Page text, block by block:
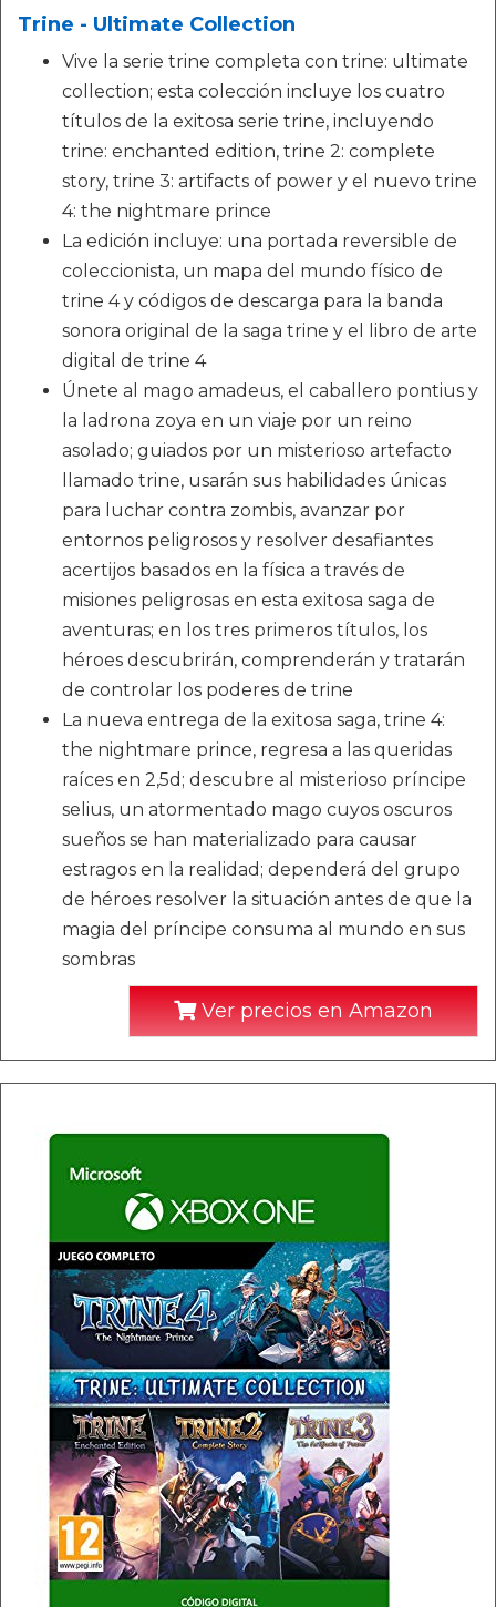
Trine - Ultimate Collection
Vive la serie trine completa con trine: ultimate
collection; esta colección incluye los cuatro
títulos de la exitosa serie trine, incluyendo
trine: enchanted edition, trine 2: complete
story, trine 3: artifacts of power y el nuevo trine
4: the nightmare prince
La edición incluye: una portada reversible de
coleccionista, un mapa del mundo físico de
trine 4 y códigos de descarga para la banda
sonora original de la saga trine y el libro de arte
digital de trine 4
Únete al mago amadeus, el caballero pontius y
la ladrona zoya en un viaje por un reino
asolado; guiados por un misterioso artefacto
llamado trine, usarán sus habilidades únicas
para luchar contra zombis, avanzar por
entornos peligrosos y resolver desafiantes
acertijos basados en la física a través de
misiones peligrosas en esta exitosa saga de
aventuras; en los tres primeros títulos, los
héroes descubrirán, comprenderán y tratarán
de controlar los poderes de trine
La nueva entrega de la exitosa saga, trine 4:
the nightmare prince, regresa a las queridas
raíces en 2,5d; descubre al misterioso príncipe
selius, un atormentado mago cuyos oscuros
sueños se han materializado para causar
estragos en la realidad; dependerá del grupo
de héroes resolver la situación antes de que la
magia del príncipe consuma al mundo en sus
sombras
Ver precios en Amazon